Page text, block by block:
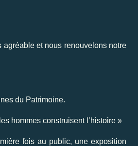
et nous renouvelons notre
du Patrimoine.
hommes construisent l’histoire »
fois au public, une exposition